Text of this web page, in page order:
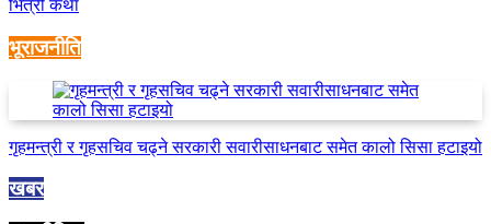
भित्री कथा
भूराजनीति
गृहमन्त्री र गृहसचिव चढ्ने सरकारी सवारीसाधनबाट समेत कालो सिसा हटाइयो
खबर